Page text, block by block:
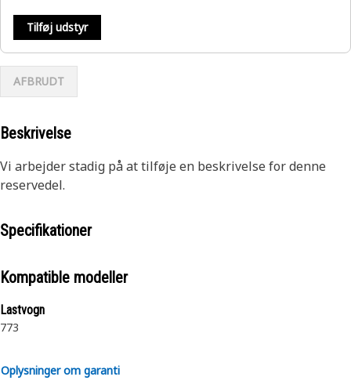
Tilføj udstyr
AFBRUDT
Beskrivelse
Vi arbejder stadig på at tilføje en beskrivelse for denne
reservedel.
Specifikationer
Kompatible modeller
Lastvogn
773
Oplysninger om garanti